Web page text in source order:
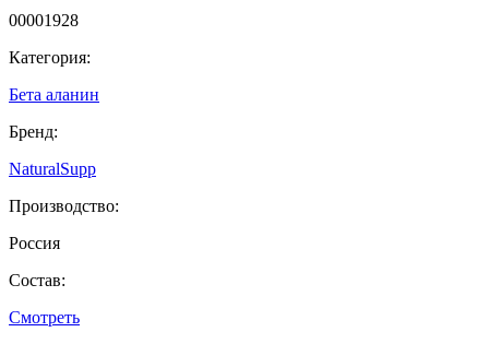
00001928
Категория:
Бета аланин
Бренд:
NaturalSupp
Производство:
Россия
Состав:
Смотреть